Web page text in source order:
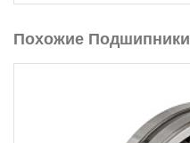
Похожие Подшипники